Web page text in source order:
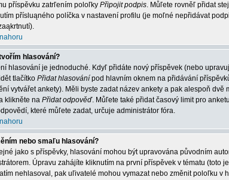
příspěvku zatrľením poloľky Připojit podpis. Můľete rovněľ přidat
přísluąného políčka v nastavení profilu (je moľné nepřidávat
hlasování?
hlasování je jednoduché. Kdyľ přidáte nový příspěvek (nebo
tlačítko Přidat hlasování pod hlavním oknem na přidávání
vytvářet ankety). Měli byste zadat název ankety a pak alespoň dvě
klikněte na Přidat odpověď. Můľete také přidat časový limit pro
které můľete zadat, určuje administrátor fóra.
nebo smaľu hlasování?
jako s příspěvky, hlasování mohou být upravována původním
Úpravu zahájíte kliknutím na první příspěvek v tématu (toto
nehlasoval, pak uľivatelé mohou vymazat nebo změnit poloľku v